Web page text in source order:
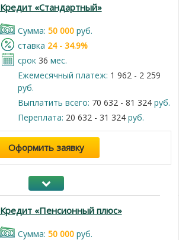
Кредит «Стандартный»
Cумма: 50 000руб.
cтавка 24 - 34.9%
срок 36 мес.
Ежемесячный платеж: 1 962 - 2 259
руб.
Выплатить всего: 70 632 - 81 324руб.
Переплата: 20 632 - 31 324руб.
Оформить заявку
Кредит «Пенсионный плюс»
Cумма: 50 000руб.